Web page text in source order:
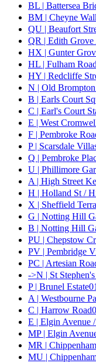
BL | Battersea
BM | Cheyne
QU | Beaufort
QR | Edith Grove
HX | Gunter
HL | Fulham Road
HY | Redcliffe
N | Old
B | Earls Court
C | Earl's Court
E | West
F | Pembroke
P | Scarsdale
Q | Pembroke
U | Phillimore
A | High Street
H | Holland St /
X | Sheffield
G | Notting Hill
B | Notting Hill
PU | Chepstow
PV | Pembridge
PC | Artesian
->N | St
P | Brunel Estate
A | Westbourne
C | Harrow Road
E | Elgin Avenue
MP | Elgin
MR |
MU |